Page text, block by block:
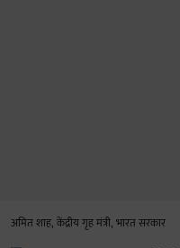
अमित शाह, केंद्रीय गृह मंत्री, भारत सरकार